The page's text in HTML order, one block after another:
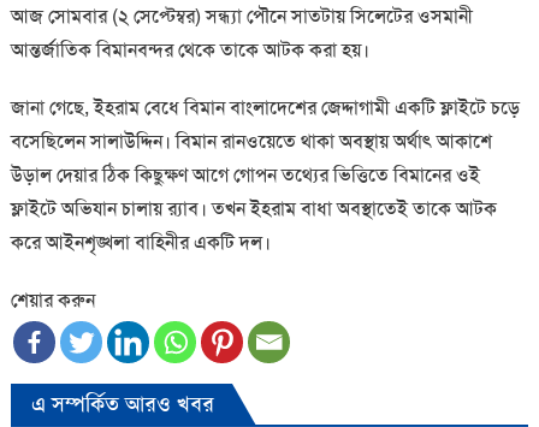
আজ সোমবার (২ সেপ্টেম্বর) সন্ধ্যা পৌনে সাতটায় সিলেটের ওসমানী
আন্তর্জাতিক বিমানবন্দর থেকে তাকে আটক করা হয়।
জানা গেছে, ইহরাম বেধে বিমান বাংলাদেশের জেদ্দাগামী একটি ফ্লাইটে চড়ে
বসেছিলেন সালাউদ্দিন। বিমান রানওয়েতে থাকা অবস্থায় অর্থাৎ আকাশে
উড়াল দেয়ার ঠিক কিছুক্ষণ আগে গোপন তথ্যের ভিত্তিতে বিমানের ওই
ফ্লাইটে অভিযান চালায় র‍্যাব। তখন ইহরাম বাধা অবস্থাতেই তাকে আটক
করে আইনশৃঙ্খলা বাহিনীর একটি দল।
শেয়ার করুন
এ সম্পর্কিত আরও খবর